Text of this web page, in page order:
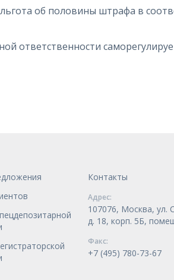
об половины штрафа в
ответственности
Контакты
Адрес:
107076, Москва, ул.
д. 18, корп. 5Б,
Факс:
+7 (495) 780-73-67